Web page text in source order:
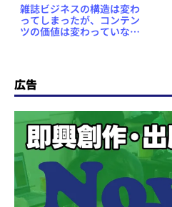
雑誌ビジネスの構造は変わ
ってしまったが、コンテン
ツの価値は変わっていない
広告